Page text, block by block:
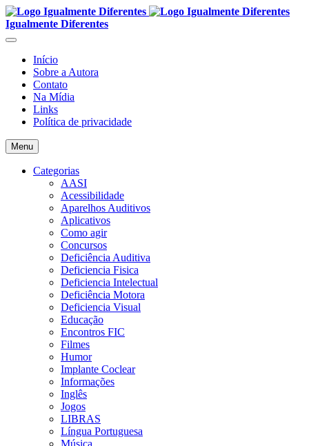
Igualmente Diferentes
Início
Sobre a Autora
Contato
Na Mídia
Links
Política de privacidade
Menu
Categorias
AASI
Acessibilidade
Aparelhos Auditivos
Aplicativos
Como agir
Concursos
Deficiência Auditiva
Deficiencia Fisica
Deficiencia Intelectual
Deficiência Motora
Deficiencia Visual
Educação
Encontros FIC
Filmes
Humor
Implante Coclear
Informações
Inglês
Jogos
LIBRAS
Língua Portuguesa
Música